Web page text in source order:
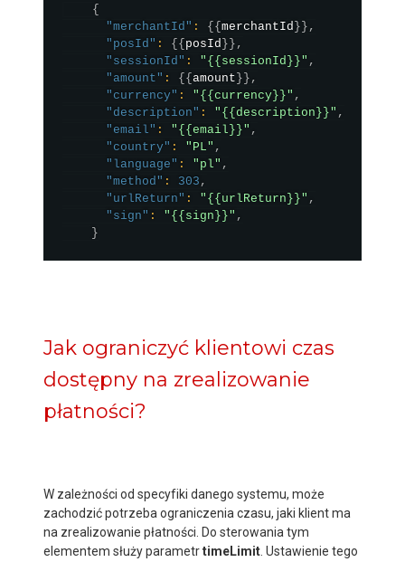
{
"merchantId" : { { merchantId } } ,
"posId" : { { posId } } ,
"sessionId" : "{{sessionId}}" ,
"amount" : { { amount } } ,
"currency" : "{{currency}}" ,
"description" : "{{description}}" ,
"email" : "{{email}}" ,
"country" : "PL" ,
"language" : "pl" ,
"method" : 303 ,
"urlReturn" : "{{urlReturn}}" ,
"sign" : "{{sign}}" ,
}
Jak ograniczyć klientowi czas
dostępny na zrealizowanie
płatności?
W zależności od specyfiki danego systemu, może
zachodzić potrzeba ograniczenia czasu, jaki klient ma
na zrealizowanie płatności. Do sterowania tym
elementem służy parametrtimeLimit. Ustawienie tego